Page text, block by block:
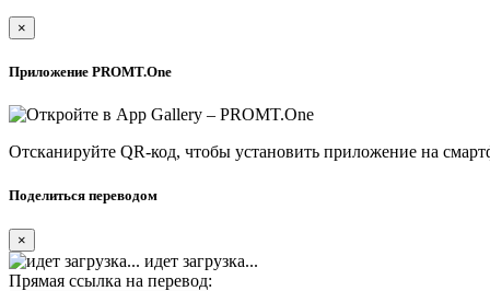
×
Приложение PROMT.One
Отсканируйте QR-код, чтобы установить приложение на
Поделиться переводом
×
идет загрузка...
Прямая ссылка на перевод: